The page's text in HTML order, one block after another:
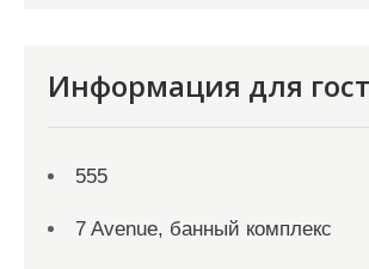
Информация для
555
7 Avenue, банный комплекс